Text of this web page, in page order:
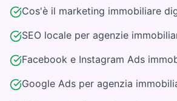
Cos'è il marketing immobiliare
SEO locale per agenzie
Facebook e Instagram Ads
Google Ads per agenzia